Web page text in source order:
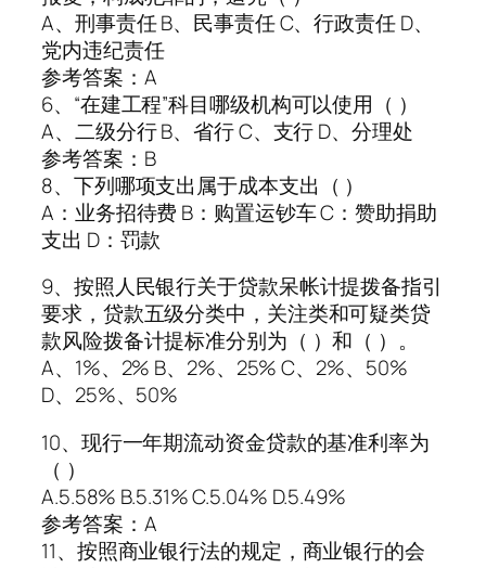
A、刑事责任 B、民事责任 C、行政责任 D、
党内违纪责任
参考答案：A
6、“在建工程”科目哪级机构可以使用（ ）
A、二级分行 B、省行 C、支行 D、分理处
参考答案：B
8、下列哪项支出属于成本支出（ ）
A：业务招待费 B：购置运钞车 C：赞助捐助
支出 D：罚款
9、按照人民银行关于贷款呆帐计提拨备指引
要求，贷款五级分类中，关注类和可疑类贷
款风险拨备计提标准分别为（ ）和（ ）。
A、1%、2% B、2%、25% C、2%、50%
D、25%、50%
10、现行一年期流动资金贷款的基准利率为
（ ）
A.5.58% B.5.31% C.5.04% D.5.49%
参考答案：A
11、按照商业银行法的规定，商业银行的会